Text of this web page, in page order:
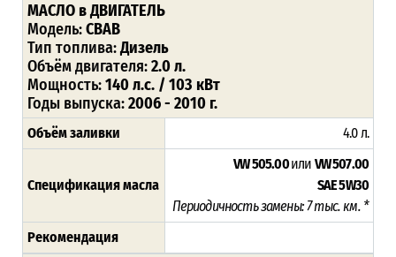
МАСЛО в ДВИГАТЕЛЬ
Модель:CBAB
Тип топлива:Дизель
Объём двигателя:2.0 л.
Мощность:140 л.с. / 103 кВт
Годы выпуска:2006 - 2010 г.
Объём заливки 4.0 л.
Спецификация масла
VW 505.00или VW 507.00
SAE5W30
Периодичность замены: 7 тыс. км. *
Рекомендация